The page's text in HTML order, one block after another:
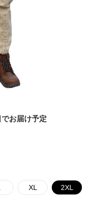
お届け予定
XL 2XL